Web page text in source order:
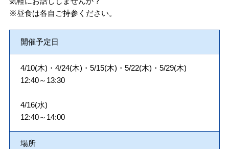
※昼食は各自ご持参ください。
開催予定日
4/10(木)・4/24(木)・5/15(木)・5/22(木)・5/29(木)
12:40～13:30
4/16(水)
12:40～14:00
場所